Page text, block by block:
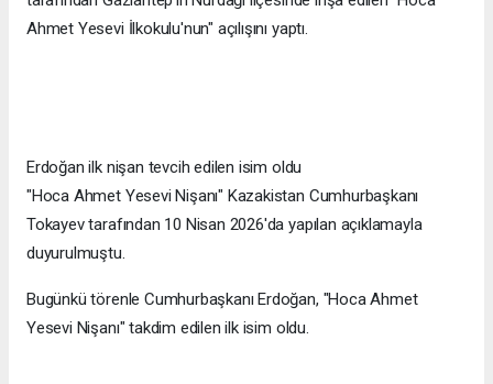
Ahmet Yesevi İlkokulu'nun" açılışını yaptı.
Erdoğan ilk nişan tevcih edilen isim oldu
"Hoca Ahmet Yesevi Nişanı" Kazakistan Cumhurbaşkanı
Tokayev tarafından 10 Nisan 2026'da yapılan açıklamayla
duyurulmuştu.
Bugünkü törenle Cumhurbaşkanı Erdoğan, "Hoca Ahmet
Yesevi Nişanı" takdim edilen ilk isim oldu.